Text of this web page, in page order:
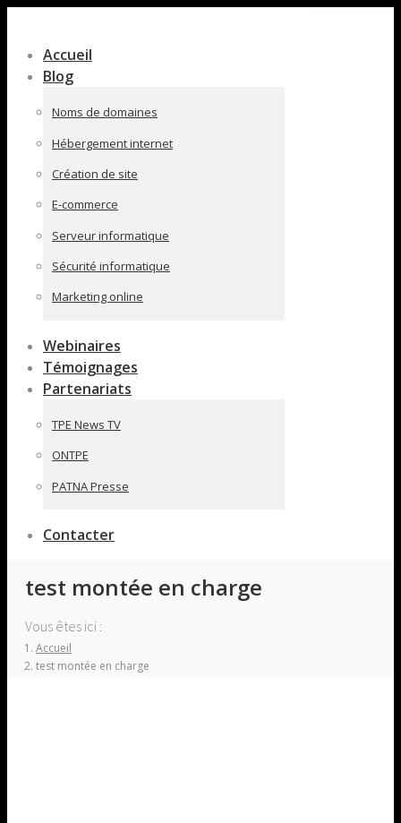
pleine
largeur
Accueil
Blog
Noms de domaines
Hébergement internet
Création de site
E-commerce
Serveur informatique
Sécurité informatique
Marketing online
Webinaires
Témoignages
Partenariats
TPE News TV
ONTPE
PATNA Presse
Contacter
test montée en charge
Vous êtes ici :
Accueil
test montée en charge